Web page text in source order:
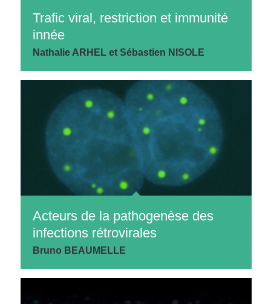
Trafic viral, restriction et immunité
innée
Nathalie ARHEL et Sébastien NISOLE
Acteurs de la pathogenèse des
infections rétrovirales
Bruno BEAUMELLE